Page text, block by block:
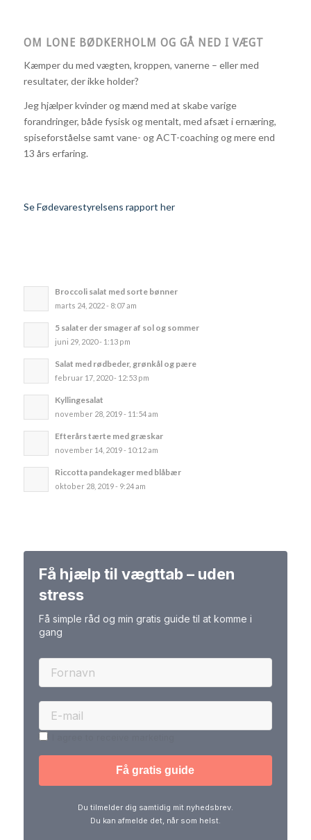
OM LONE BØDKERHOLM OG GÅ NED I VÆGT
Kæmper du med vægten, kroppen, vanerne – eller med
resultater, der ikke holder?
Jeg hjælper kvinder og mænd med at skabe varige
forandringer, både fysisk og mentalt, med afsæt i ernæring,
spiseforståelse samt vane- og ACT-coaching og mere end
13 års erfaring.
Se Fødevarestyrelsens rapport her
Broccoli salat med sorte bønner
marts 24, 2022 - 8:07 am
5 salater der smager af sol og sommer
juni 29, 2020 - 1:13 pm
Salat med rødbeder, grønkål og pære
februar 17, 2020 - 12:53 pm
Kyllingesalat
november 28, 2019 - 11:54 am
Efterårs tærte med græskar
november 14, 2019 - 10:12 am
Riccotta pandekager med blåbær
oktober 28, 2019 - 9:24 am
Få hjælp til vægttab – uden
stress
Få simple råd og min gratis guide til at komme i
gang
Du tilmelder dig samtidig mit nyhedsbrev.
Du kan afmelde det, når som helst.